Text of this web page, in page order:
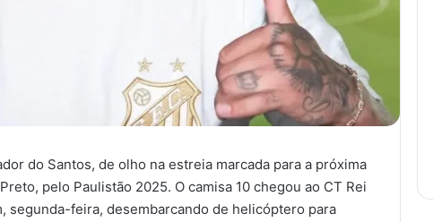
do Santos, de olho na estreia marcada para a próxima
pelo Paulistão 2025. O camisa 10 chegou ao CT Rei
segunda-feira, desembarcando de helicóptero para